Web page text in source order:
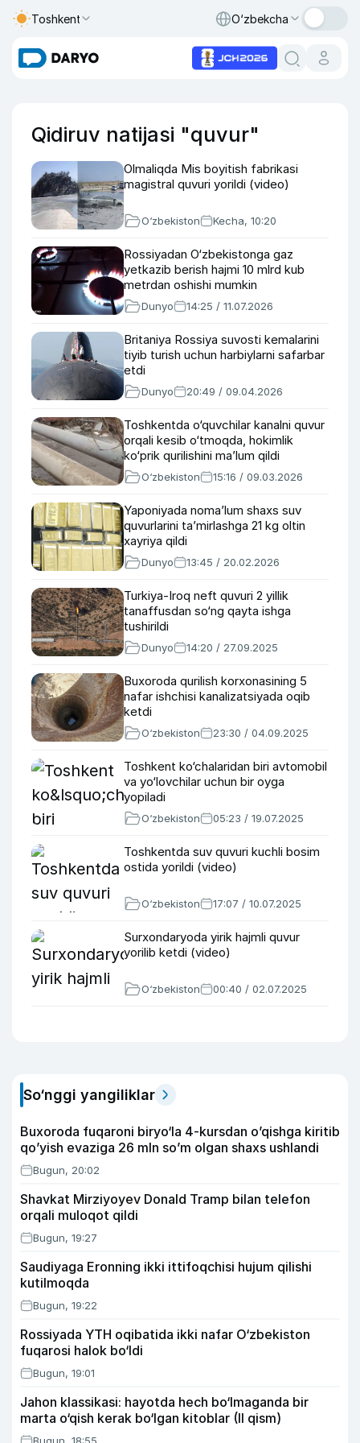
Toshkent O‘zbekcha
Qidiruv natijasi "quvur"
Olmaliqda Mis boyitish fabrikasi
magistral quvuri yorildi (video)
O‘zbekiston Kecha, 10:20
Rossiyadan O‘zbekistonga gaz
yetkazib berish hajmi 10 mlrd kub
metrdan oshishi mumkin
Dunyo 14:25 / 11.07.2026
Britaniya Rossiya suvosti kemalarini
tiyib turish uchun harbiylarni safarbar
etdi
Dunyo 20:49 / 09.04.2026
Toshkentda o‘quvchilar kanalni quvur
orqali kesib o‘tmoqda, hokimlik
ko‘prik qurilishini ma’lum qildi
O‘zbekiston 15:16 / 09.03.2026
Yaponiyada noma’lum shaxs suv
quvurlarini ta’mirlashga 21 kg oltin
xayriya qildi
Dunyo 13:45 / 20.02.2026
Turkiya-Iroq neft quvuri 2 yillik
tanaffusdan so‘ng qayta ishga
tushirildi
Dunyo 14:20 / 27.09.2025
Buxoroda qurilish korxonasining 5
nafar ishchisi kanalizatsiyada oqib
ketdi
O‘zbekiston 23:30 / 04.09.2025
Toshkent ko‘chalaridan biri avtomobil
va yo‘lovchilar uchun bir oyga
yopiladi
O‘zbekiston 05:23 / 19.07.2025
Toshkentda suv quvuri kuchli bosim
ostida yorildi (video)
O‘zbekiston 17:07 / 10.07.2025
Surxondaryoda yirik hajmli quvur
yorilib ketdi (video)
O‘zbekiston 00:40 / 02.07.2025
So‘nggi yangiliklar
Buxoroda fuqaroni biryo‘la 4-kursdan o’qishga kiritib
qo’yish evaziga 26 mln so’m olgan shaxs ushlandi
Bugun, 20:02
Shavkat Mirziyoyev Donald Tramp bilan telefon
orqali muloqot qildi
Bugun, 19:27
Saudiyaga Eronning ikki ittifoqchisi hujum qilishi
kutilmoqda
Bugun, 19:22
Rossiyada YTH oqibatida ikki nafar O‘zbekiston
fuqarosi halok bo‘ldi
Bugun, 19:01
Jahon klassikasi: hayotda hech bo‘lmaganda bir
marta o‘qish kerak bo‘lgan kitoblar (II qism)